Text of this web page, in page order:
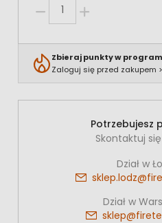
Zbieraj punkty w
Zaloguj się przed zakupem >
Potrzebujesz
Skontaktuj
Dział w
Dział w